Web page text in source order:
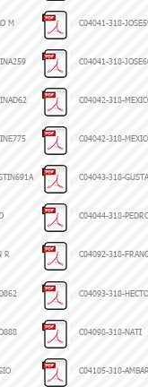
M
R
C04041-318-
C04041-318-
C04042-318-
C04042-318-
C04043-318-
C04044-318-
C04092-318-
C04093-318-
C04098-318-NATI
C04105-318-